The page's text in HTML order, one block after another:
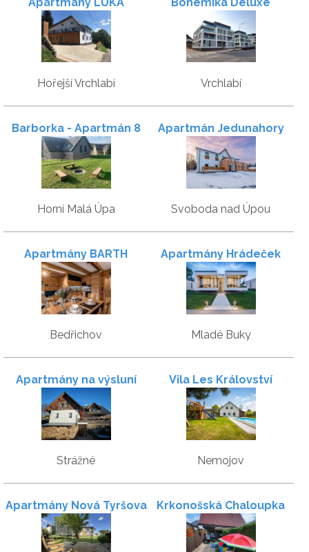
Hořejší Vrchlabí Vrchlabí
Barborka - Apartmán 8
Horní Malá Úpa
Apartmán Jedunahory
Svoboda nad Úpou
Apartmány BARTH
Holiday
Bedřichov
Apartmány Hrádeček
Mladé Buky
Apartmány na výsluní
Strážné
Vila Les Království
Nemojov
Apartmány Nová Tyršova
Krkonošská Chaloupka
Srdcovka